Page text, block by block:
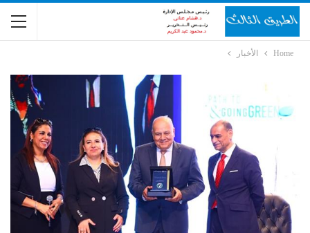
Home الأخبار